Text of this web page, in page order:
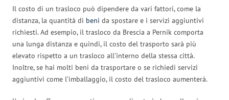
Il costo di un trasloco può dipendere da vari fattori, come la
distanza, la quantità di beni da spostare e i servizi aggiuntivi
richiesti. Ad esempio, il trasloco da Brescia a Pernik comporta
una lunga distanza e quindi, il costo del trasporto sarà più
elevato rispetto a un trasloco all’interno della stessa città.
Inoltre, se hai molti beni da trasportare o se richiedi servizi
aggiuntivi come l’imballaggio, il costo del trasloco aumenterà.